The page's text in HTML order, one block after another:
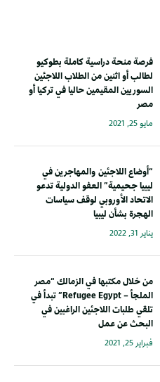
فرصة منحة دراسية كاملة بطوكيو
لطالب أو اثنين من الطلاب اللاجئين
السوريين المقيمين حاليا في تركيا أو
مصر
مايو 25, 2021
“أوضاع اللاجئين والمهاجرين في
ليبيا جحيمية” العفو الدولية تدعو
الاتحاد الأوروبي لوقف سياسات
الهجرة بشأن ليبيا
يناير 31, 2022
من خلال مكتبها في الزمالك “مصر
الملجأ – Refugee Egypt” تبدأ في
تلقي طلبات اللاجئين الراغبين في
البحث عن عمل
فبراير 25, 2021